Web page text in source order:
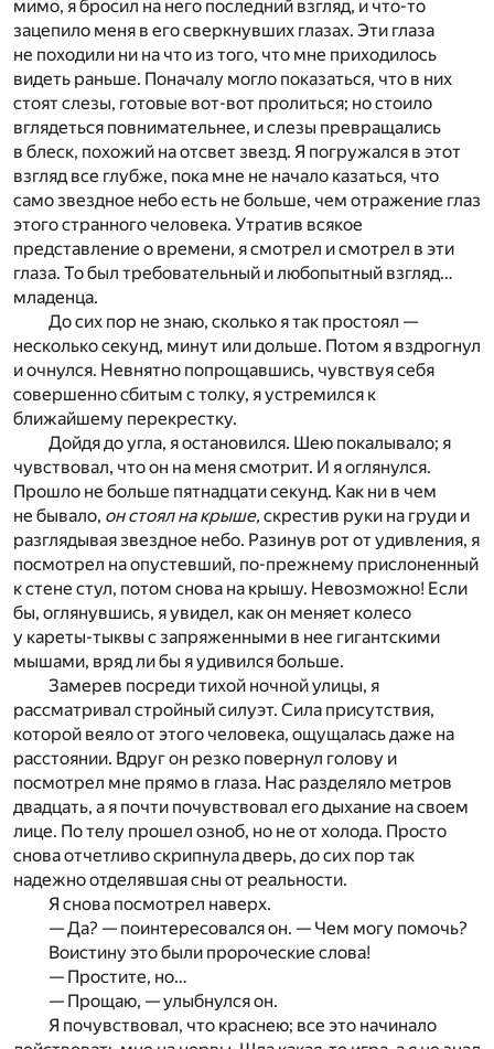
мимо, я бросил на него последний взгляд, и что-то
зацепило меня в его сверкнувших глазах. Эти глаза
не походили ни на что из того, что мне приходилось
видеть раньше. Поначалу могло показаться, что в них
стоят слезы, готовые вот-вот пролиться; но стоило
вглядеться повнимательнее, и слезы превращались
в блеск, похожий на отсвет звезд. Я погружался в этот
взгляд все глубже, пока мне не начало казаться, что
само звездное небо есть не больше, чем отражение глаз
этого странного человека. Утратив всякое
представление о времени, я смотрел и смотрел в эти
глаза. То был требовательный и любопытный взгляд…
младенца.
До сих пор не знаю, сколько я так простоял —
несколько секунд, минут или дольше. Потом я вздрогнул
и очнулся. Невнятно попрощавшись, чувствуя себя
совершенно сбитым с толку, я устремился к
ближайшему перекрестку.
Дойдя до угла, я остановился. Шею покалывало; я
чувствовал, что он на меня смотрит. И я оглянулся.
Прошло не больше пятнадцати секунд. Как ни в чем
не бывало, он стоял на крыше, скрестив руки на груди и
разглядывая звездное небо. Разинув рот от удивления, я
посмотрел на опустевший, по-прежнему прислоненный
к стене стул, потом снова на крышу. Невозможно! Если
бы, оглянувшись, я увидел, как он меняет колесо
у кареты-тыквы с запряженными в нее гигантскими
мышами, вряд ли бы я удивился больше.
Замерев посреди тихой ночной улицы, я
рассматривал стройный силуэт. Сила присутствия,
которой веяло от этого человека, ощущалась даже на
расстоянии. Вдруг он резко повернул голову и
посмотрел мне прямо в глаза. Нас разделяло метров
двадцать, а я почти почувствовал его дыхание на своем
лице. По телу прошел озноб, но не от холода. Просто
снова отчетливо скрипнула дверь, до сих пор так
надежно отделявшая сны от реальности.
Я снова посмотрел наверх.
— Да? — поинтересовался он. — Чем могу помочь?
Воистину это были пророческие слова!
— Простите, но…
— Прощаю, — улыбнулся он.
Я почувствовал, что краснею; все это начинало